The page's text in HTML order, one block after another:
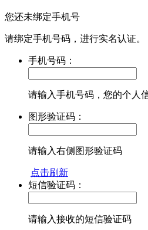
您还未绑定手机号
请绑定手机号码，进行实名认证。
手机号码：
请输入手机号码，您的个人
图形验证码：
请输入右侧图形验证码
点击刷新
短信验证码：
请输入接收的短信验证码